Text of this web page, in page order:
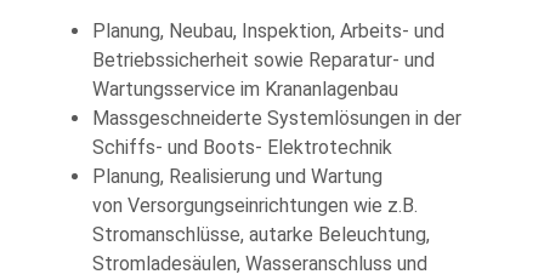
Planung, Neubau, Inspektion, Arbeits- und
Betriebssicherheit sowie Reparatur- und
Wartungsservice im Krananlagenbau
Massgeschneiderte Systemlösungen in der
Schiffs- und Boots- Elektrotechnik
Planung, Realisierung und Wartung
von Versorgungseinrichtungen wie z.B.
Stromanschlüsse, autarke Beleuchtung,
Stromladesäulen, Wasseranschluss und